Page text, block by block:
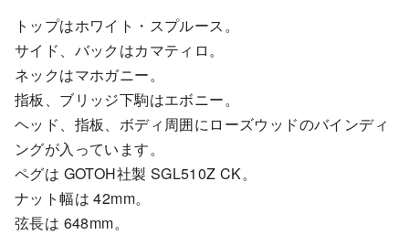
トップはホワイト・スプルース。
サイド、バックはカマティロ。
ネックはマホガニー。
指板、ブリッジ下駒はエボニー。
ヘッド、指板、ボディ周囲にローズウッドのバインディ
ングが入っています。
ペグは GOTOH社製 SGL510Z CK。
ナット幅は 42mm。
弦長は 648mm。